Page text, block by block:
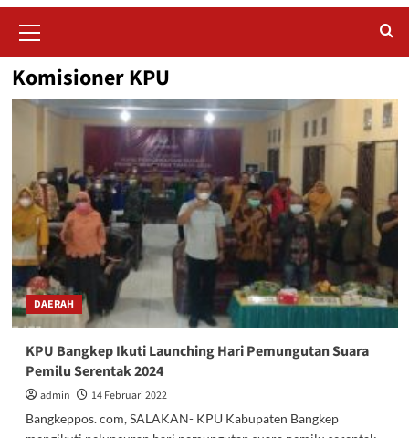
Menu
Komisioner KPU
DAERAH
KPU Bangkep Ikuti Launching Hari Pemungutan Suara
Pemilu Serentak 2024
admin
14 Februari 2022
Bangkeppos. com, SALAKAN- KPU Kabupaten Bangkep